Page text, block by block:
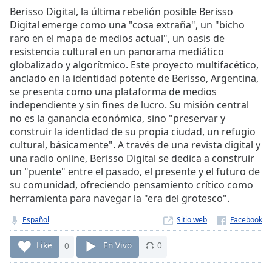
Stream
TypeLIVE
Seek to
live,
currently
behind
live
LIVE
Remaining
Time-
Rate
Chapters
Descriptions
descriptions
Berisso Digital, la última rebelión posible Berisso
Digital emerge como una "cosa extraña", un "bicho
raro en el mapa de medios actual", un oasis de
resistencia cultural en un panorama mediático
globalizado y algorítmico. Este proyecto multifacético,
anclado en la identidad potente de Berisso, Argentina,
se presenta como una plataforma de medios
independiente y sin fines de lucro. Su misión central
no es la ganancia económica, sino "preservar y
construir la identidad de su propia ciudad, un refugio
cultural, básicamente". A través de una revista digital y
una radio online, Berisso Digital se dedica a construir
un "puente" entre el pasado, el presente y el futuro de
su comunidad, ofreciendo pensamiento crítico como
herramienta para navegar la "era del grotesco".
Español Sitio web
Like 0 En Vivo 0